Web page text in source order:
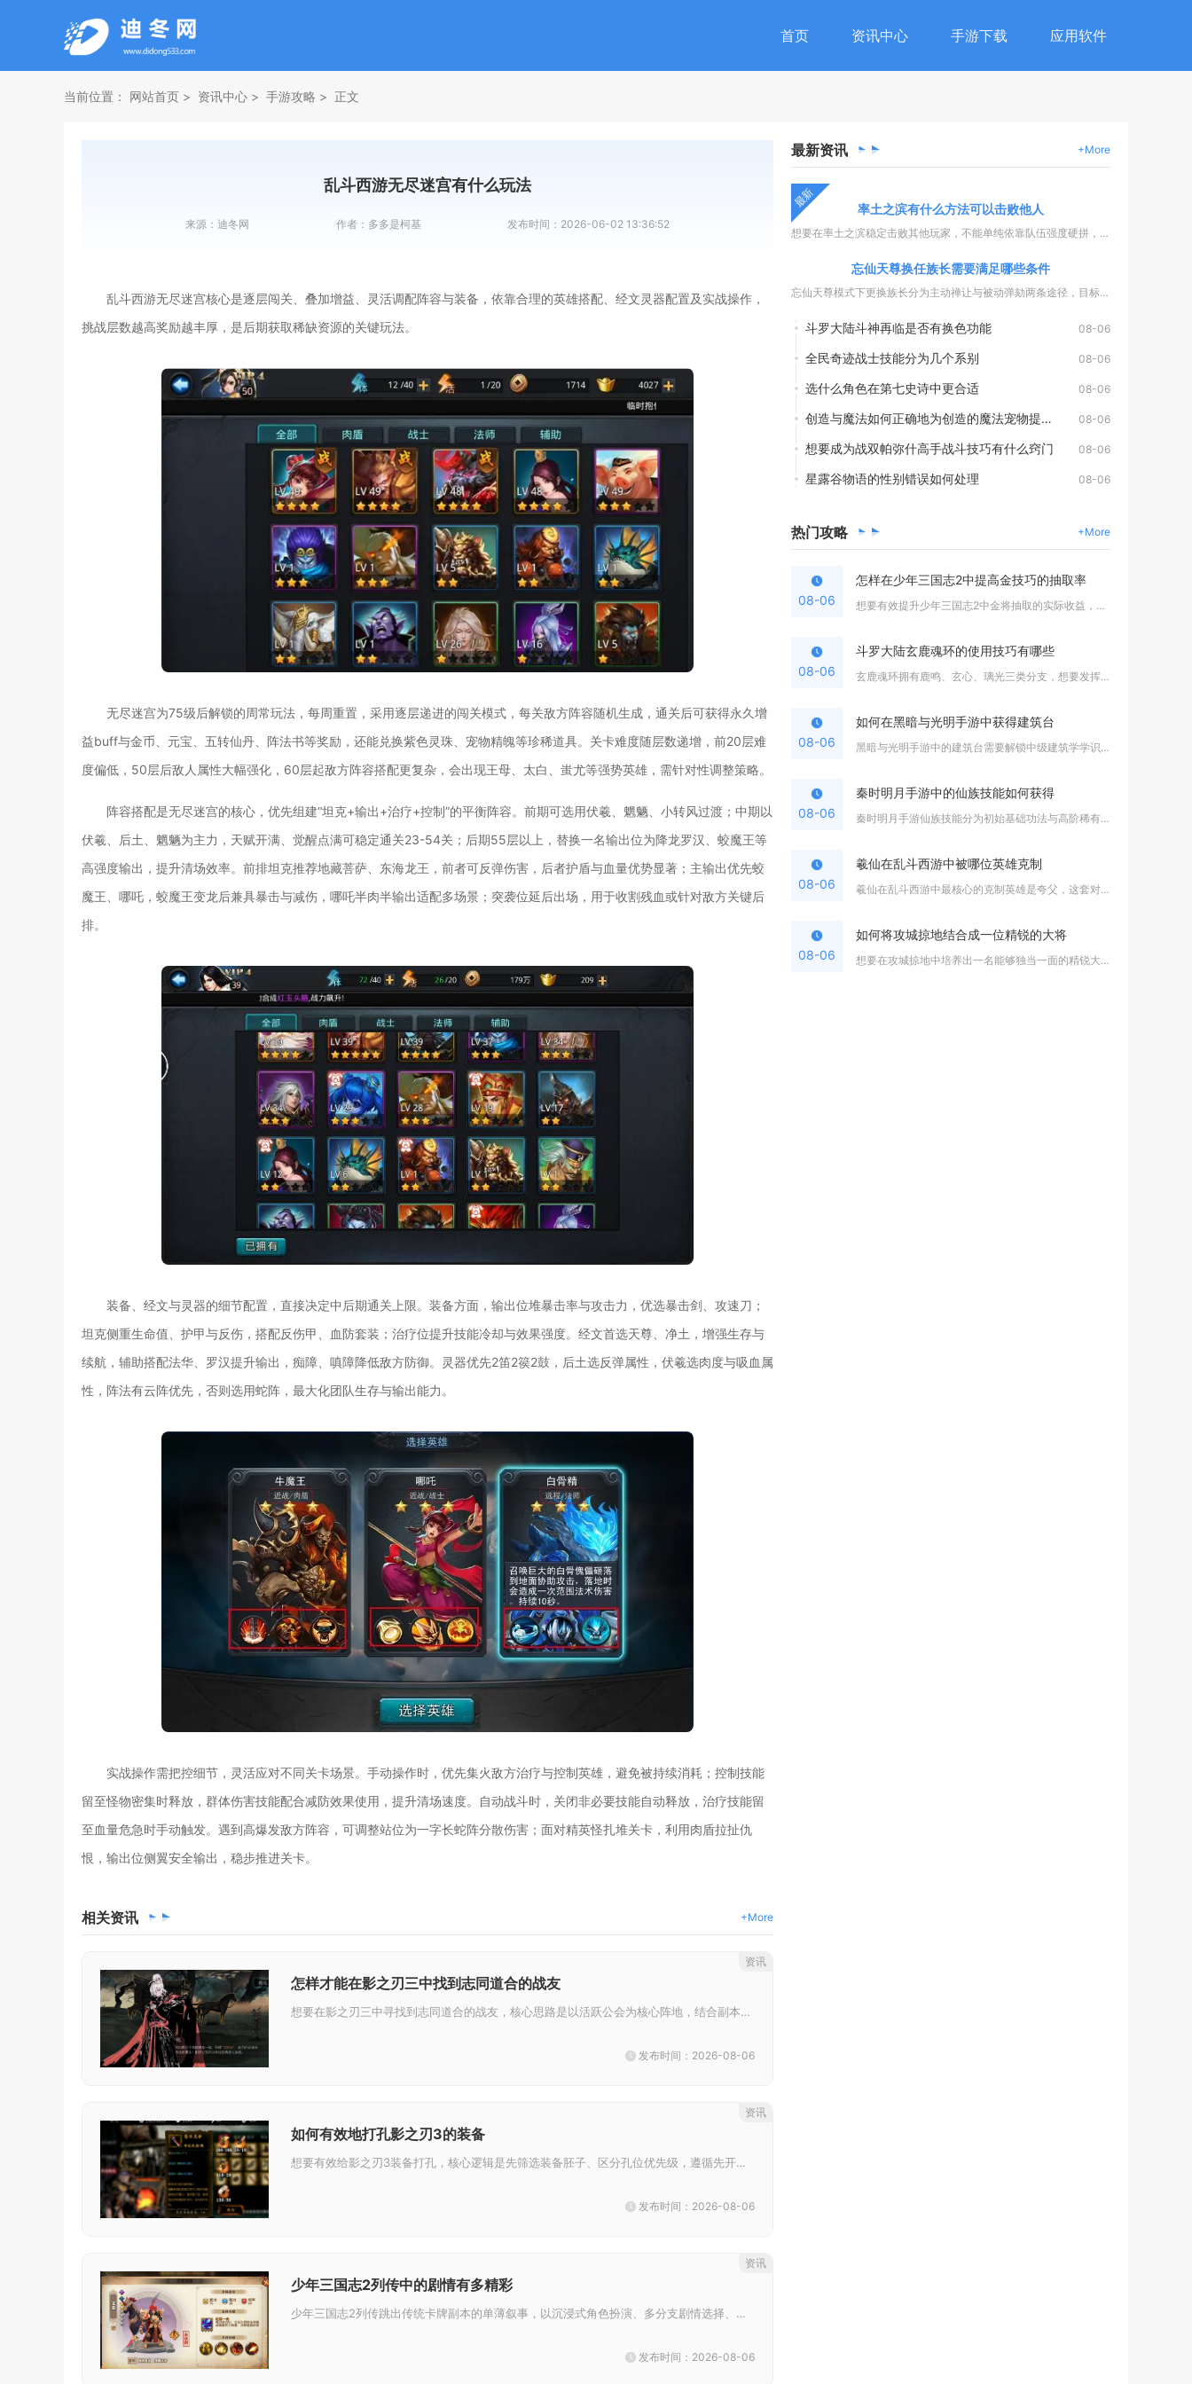
首页 资讯中心 手游下载 应用软件
当前位置： 网站首页 资讯中心 手游攻略 正文
乱斗西游无尽迷宫有什么玩法
来源： 迪冬网 作者： 多多是柯基 发布时间： 2026-06-02 13:36:52
乱斗西游无尽迷宫核心是逐层闯关、叠加增益、灵活调配阵容与装备，依靠合理的英雄搭配、经文灵器配置及实战操作，
挑战层数越高奖励越丰厚，是后期获取稀缺资源的关键玩法。
无尽迷宫为75级后解锁的周常玩法，每周重置，采用逐层递进的闯关模式，每关敌方阵容随机生成，通关后可获得永久增
益buff与金币、元宝、五转仙丹、阵法书等奖励，还能兑换紫色灵珠、宠物精魄等珍稀道具。关卡难度随层数递增，前20层难
度偏低，50层后敌人属性大幅强化，60层起敌方阵容搭配更复杂，会出现王母、太白、蚩尤等强势英雄，需针对性调整策略。
阵容搭配是无尽迷宫的核心，优先组建“坦克+输出+治疗+控制”的平衡阵容。前期可选用伏羲、魍魉、小转风过渡；中期以
伏羲、后土、魍魉为主力，天赋开满、觉醒点满可稳定通关23-54关；后期55层以上，替换一名输出位为降龙罗汉、蛟魔王等
高强度输出，提升清场效率。前排坦克推荐地藏菩萨、东海龙王，前者可反弹伤害，后者护盾与血量优势显著；主输出优先蛟
魔王、哪吒，蛟魔王变龙后兼具暴击与减伤，哪吒半肉半输出适配多场景；突袭位延后出场，用于收割残血或针对敌方关键后
排。
装备、经文与灵器的细节配置，直接决定中后期通关上限。装备方面，输出位堆暴击率与攻击力，优选暴击剑、攻速刀；
坦克侧重生命值、护甲与反伤，搭配反伤甲、血防套装；治疗位提升技能冷却与效果强度。经文首选天尊、净土，增强生存与
续航，辅助搭配法华、罗汉提升输出，痴障、嗔障降低敌方防御。灵器优先2笛2篌2鼓，后土选反弹属性，伏羲选肉度与吸血属
性，阵法有云阵优先，否则选用蛇阵，最大化团队生存与输出能力。
实战操作需把控细节，灵活应对不同关卡场景。手动操作时，优先集火敌方治疗与控制英雄，避免被持续消耗；控制技能
留至怪物密集时释放，群体伤害技能配合减防效果使用，提升清场速度。自动战斗时，关闭非必要技能自动释放，治疗技能留
至血量危急时手动触发。遇到高爆发敌方阵容，可调整站位为一字长蛇阵分散伤害；面对精英怪扎堆关卡，利用肉盾拉扯仇
恨，输出位侧翼安全输出，稳步推进关卡。
相关资讯 +More
怎样才能在影之刃三中找到志同道合的战友
想要在影之刃三中寻找到志同道合的战友，核心思路是以活跃公会为核心阵地，结合副本实战筛选、精准频道招募，搭配外部玩家社区拓...
发布时间：2026-08-06
资讯
如何有效地打孔影之刃3的装备
想要有效给影之刃3装备打孔，核心逻辑是先筛选装备胚子、区分孔位优先级，遵循先开孔后重刻、资源分批投入的思路，杜绝在过渡装...
发布时间：2026-08-06
资讯
少年三国志2列传中的剧情有多精彩
少年三国志2列传跳出传统卡牌副本的单薄叙事，以沉浸式角色扮演、多分支剧情选择、海量隐藏奇遇与专属人物番外打造立体三国故事...
发布时间：2026-08-06
资讯
最新资讯 +More
最新 率土之滨有什么方法可以击败他人
想要在率土之滨稳定击败其他玩家，不能单纯依靠队伍强度硬拼，需...
忘仙天尊换任族长需要满足哪些条件
忘仙天尊模式下更换族长分为主动禅让与被动弹劾两条途径，目标继...
斗罗大陆斗神再临是否有换色功能 08-06
全民奇迹战士技能分为几个系别 08-06
选什么角色在第七史诗中更合适 08-06
创造与魔法如何正确地为创造的魔法宠物提供食物 08-06
想要成为战双帕弥什高手战斗技巧有什么窍门 08-06
星露谷物语的性别错误如何处理 08-06
热门攻略 +More
08-06
怎样在少年三国志2中提高金技巧的抽取率
想要有效提升少年三国志2中金将抽取的实际收益，核心方式是抓住...
08-06
斗罗大陆玄鹿魂环的使用技巧有哪些
玄鹿魂环拥有鹿鸣、玄心、璃光三类分支，想要发挥全部价值，核心...
08-06
如何在黑暗与光明手游中获得建筑台
黑暗与光明手游中的建筑台需要解锁中级建筑学学识第二阶段，集齐...
08-06
秦时明月手游中的仙族技能如何获得
秦时明月手游仙族技能分为初始基础功法与高阶稀有仙法两大类，基...
08-06
羲仙在乱斗西游中被哪位英雄克制
羲仙在乱斗西游中最核心的克制英雄是夸父，这套对位关系在修罗血...
08-06
如何将攻城掠地结合成一位精锐的大将
想要在攻城掠地中培养出一名能够独当一面的精锐大将，核心思路是...